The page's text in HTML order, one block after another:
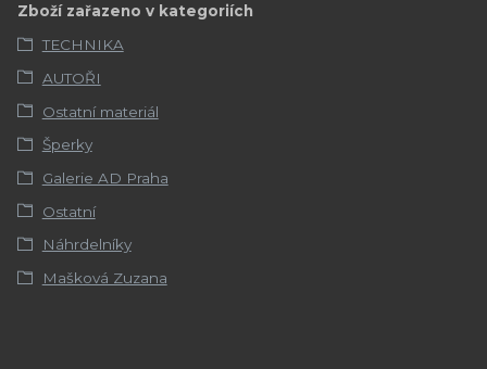
Zboží zařazeno v kategoriích
TECHNIKA
AUTOŘI
Ostatní materiál
Šperky
Galerie AD Praha
Ostatní
Náhrdelníky
Mašková Zuzana